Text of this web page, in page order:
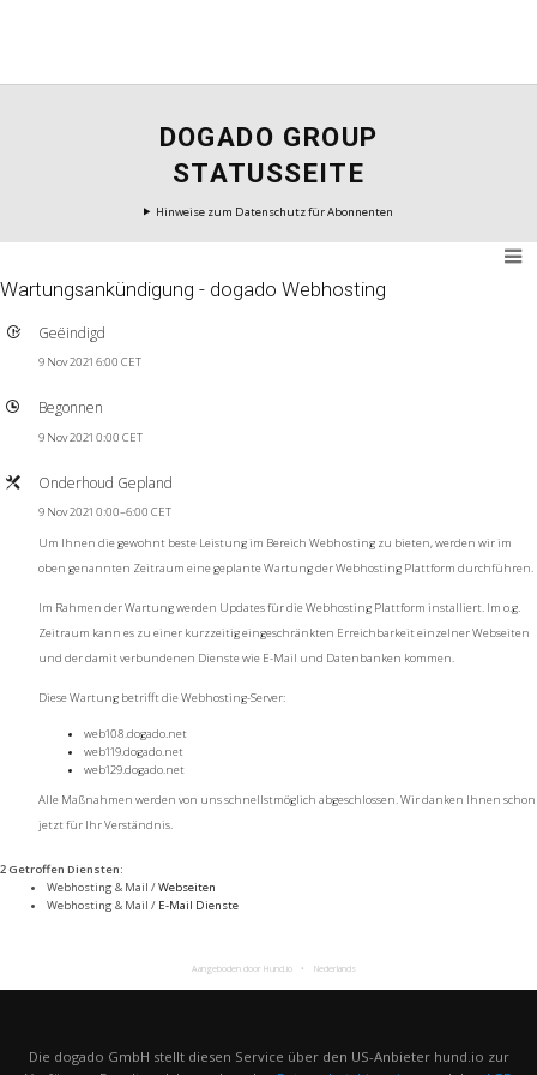
DOGADO GROUP
STATUSSEITE
Hinweise zum Datenschutz für Abonnenten
Wartungsankündigung - dogado Webhosting
Geëindigd
9 Nov 2021 6:00 CET
Begonnen
9 Nov 2021 0:00 CET
Onderhoud Gepland
9 Nov 2021 0:00–6:00 CET
Um Ihnen die gewohnt beste Leistung im Bereich Webhosting zu bieten, werden wir im
oben genannten Zeitraum eine geplante Wartung der Webhosting Plattform durchführen.
Im Rahmen der Wartung werden Updates für die Webhosting Plattform installiert. Im o.g.
Zeitraum kann es zu einer kurzzeitig eingeschränkten Erreichbarkeit einzelner Webseiten
und der damit verbundenen Dienste wie E-Mail und Datenbanken kommen.
Diese Wartung betrifft die Webhosting-Server:
web108.dogado.net
web119.dogado.net
web129.dogado.net
Alle Maßnahmen werden von uns schnellstmöglich abgeschlossen. Wir danken Ihnen schon
jetzt für Ihr Verständnis.
2 Getroffen Diensten:
Webhosting & Mail /Webseiten
Webhosting & Mail / E-Mail Dienste
Aangeboden door Hund.io Nederlands
Die dogado GmbH stellt diesen Service über den US-Anbieter hund.io zur